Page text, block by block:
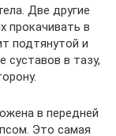
Две другие
прокачивать в
подтянутой и
суставов в тазу,
в передней
Это самая